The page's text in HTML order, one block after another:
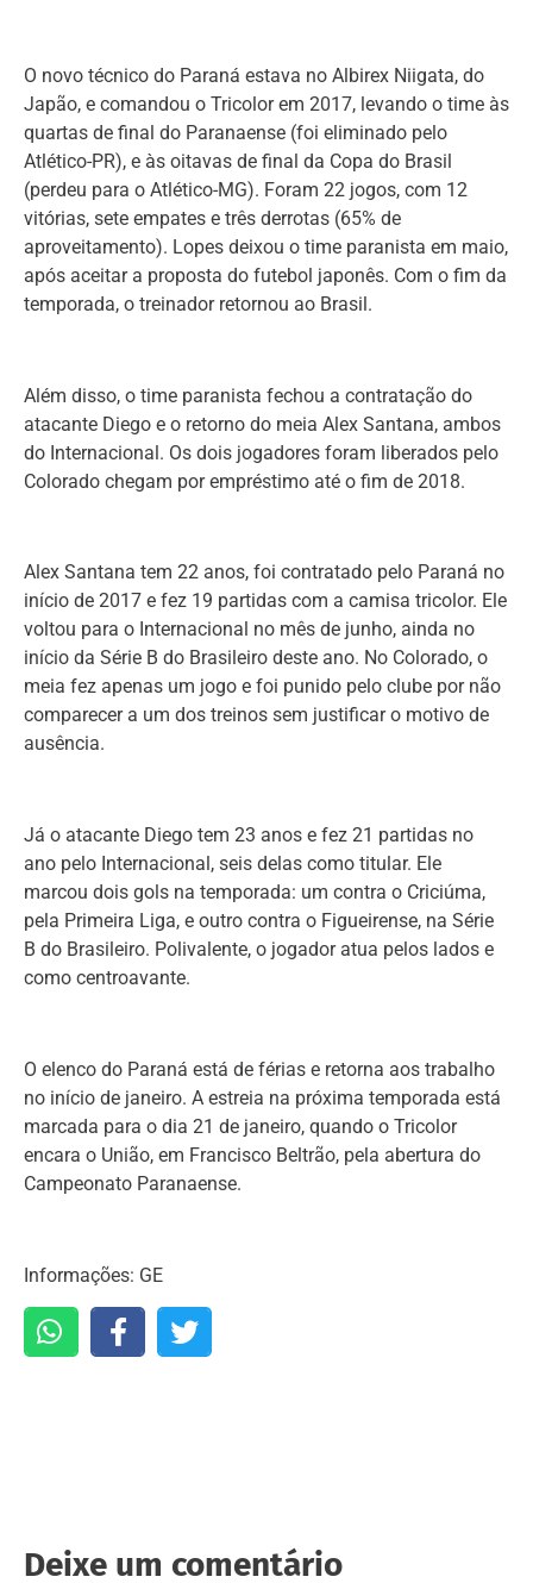
O novo técnico do Paraná estava no Albirex Niigata, do
Japão, e comandou o Tricolor em 2017, levando o time às
quartas de final do Paranaense (foi eliminado pelo
Atlético-PR), e às oitavas de final da Copa do Brasil
(perdeu para o Atlético-MG). Foram 22 jogos, com 12
vitórias, sete empates e três derrotas (65% de
aproveitamento). Lopes deixou o time paranista em maio,
após aceitar a proposta do futebol japonês. Com o fim da
temporada, o treinador retornou ao Brasil.
Além disso, o time paranista fechou a contratação do
atacante Diego e o retorno do meia Alex Santana, ambos
do Internacional. Os dois jogadores foram liberados pelo
Colorado chegam por empréstimo até o fim de 2018.
Alex Santana tem 22 anos, foi contratado pelo Paraná no
início de 2017 e fez 19 partidas com a camisa tricolor. Ele
voltou para o Internacional no mês de junho, ainda no
início da Série B do Brasileiro deste ano. No Colorado, o
meia fez apenas um jogo e foi punido pelo clube por não
comparecer a um dos treinos sem justificar o motivo de
ausência.
Já o atacante Diego tem 23 anos e fez 21 partidas no
ano pelo Internacional, seis delas como titular. Ele
marcou dois gols na temporada: um contra o Criciúma,
pela Primeira Liga, e outro contra o Figueirense, na Série
B do Brasileiro. Polivalente, o jogador atua pelos lados e
como centroavante.
O elenco do Paraná está de férias e retorna aos trabalho
no início de janeiro. A estreia na próxima temporada está
marcada para o dia 21 de janeiro, quando o Tricolor
encara o União, em Francisco Beltrão, pela abertura do
Campeonato Paranaense.
Informações: GE
Deixe um comentário